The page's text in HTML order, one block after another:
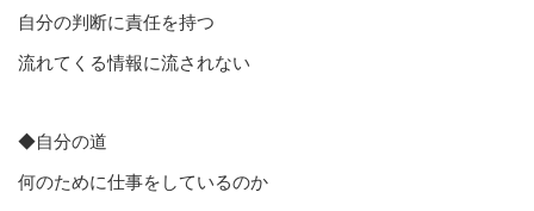
自分の判断に責任を持つ
流れてくる情報に流されない
◆自分の道
何のために仕事をしているのか